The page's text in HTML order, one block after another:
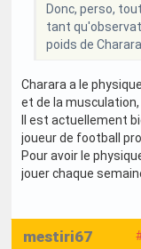
Donc, perso,
tant
poids de Charara.
Charara a le
et de la musculation,
Il est actuellement
joueur de football
Pour avoir le
jouer chaque
mestiri67